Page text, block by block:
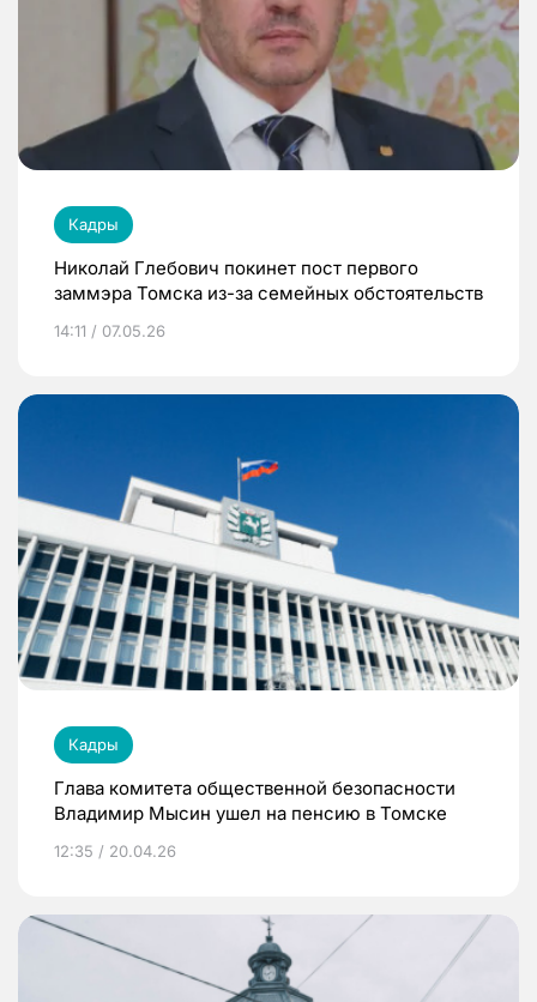
Кадры
Николай Глебович покинет пост первого
заммэра Томска из-за семейных обстоятельств
14:11 / 07.05.26
Кадры
Глава комитета общественной безопасности
Владимир Мысин ушел на пенсию в Томске
12:35 / 20.04.26